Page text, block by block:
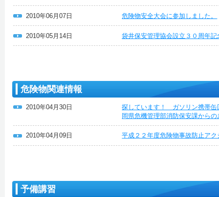
2010年06月07日 危険物安全大会に参加しました。
2010年05月14日 袋井保安管理協会設立３０周年
危険物関連情報
2010年04月30日
探しています！ ガソリン携帯缶
岡県危機管理部消防保安課から
2010年04月09日 平成２２年度危険物事故防止ア
予備講習